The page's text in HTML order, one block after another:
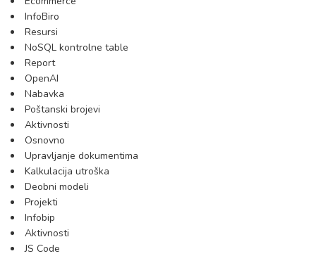
InfoBiro
Resursi
NoSQL kontrolne table
Report
OpenAI
Nabavka
Poštanski brojevi
Aktivnosti
Osnovno
Upravljanje dokumentima
Kalkulacija utroška
Deobni modeli
Projekti
Infobip
Aktivnosti
JS Code